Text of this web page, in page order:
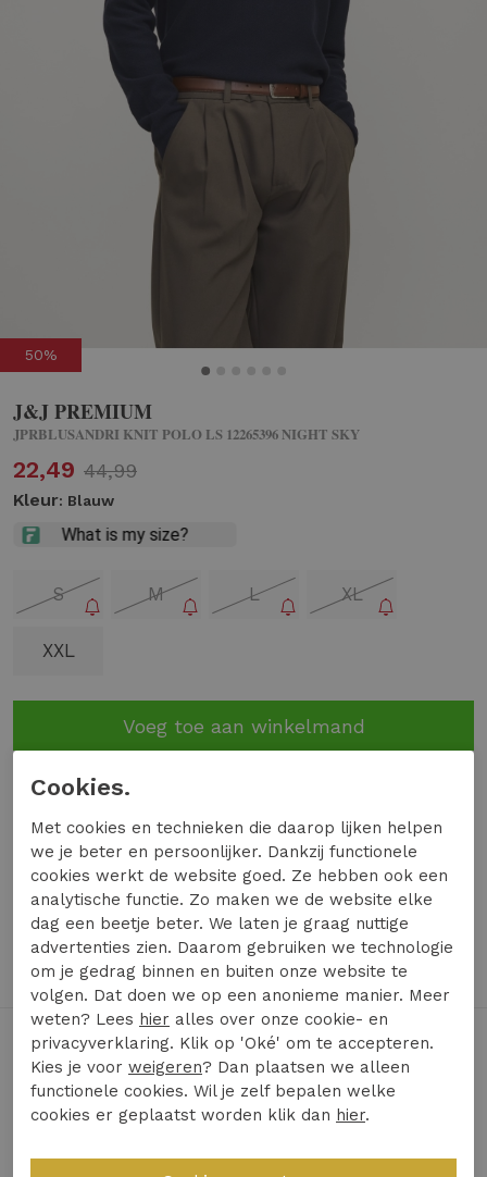
50%
J&J PREMIUM
JPRBLUSANDRI KNIT POLO LS 12265396 NIGHT SKY
22,49 44,99
Kleur: Blauw
S M L XL
XXL
Voeg toe aan winkelmand
9.2
Uit 11698 Beoordelingen
Gratis verzending vanaf €99,-
14 dagen bedenktijd
Achteraf Betalen met Billink mogelijk
Toon alles vanJ&J Premium
Naar alleshirts en tops
Cookies.
Met cookies en technieken die daarop lijken helpen
we je beter en persoonlijker. Dankzij functionele
cookies werkt de website goed. Ze hebben ook een
analytische functie. Zo maken we de website elke
dag een beetje beter. We laten je graag nuttige
advertenties zien. Daarom gebruiken we technologie
om je gedrag binnen en buiten onze website te
volgen. Dat doen we op een anonieme manier. Meer
weten? Lees hier alles over onze cookie- en
privacyverklaring. Klik op 'Oké' om te accepteren.
Kies je voor weigeren? Dan plaatsen we alleen
functionele cookies. Wil je zelf bepalen welke
cookies er geplaatst worden klik dan hier.